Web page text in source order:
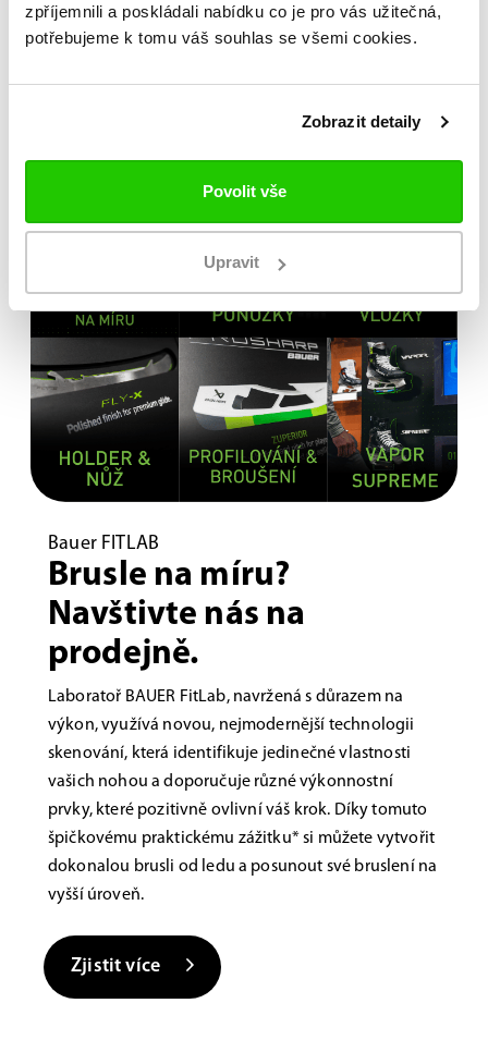
zpříjemnili a poskládali nabídku co je pro vás užitečná,
potřebujeme k tomu váš souhlas se všemi cookies.
Zobrazit detaily
Povolit vše
Upravit
od výrobce
Bauer FITLAB
Brusle na míru?
Navštivte nás na
prodejně.
Laboratoř BAUER FitLab, navržená s důrazem na
výkon, využívá novou, nejmodernější technologii
skenování, která identifikuje jedinečné vlastnosti
vašich nohou a doporučuje různé výkonnostní
prvky, které pozitivně ovlivní váš krok. Díky tomuto
špičkovému praktickému zážitku* si můžete vytvořit
dokonalou brusli od ledu a posunout své bruslení na
vyšší úroveň.
Zjistit více